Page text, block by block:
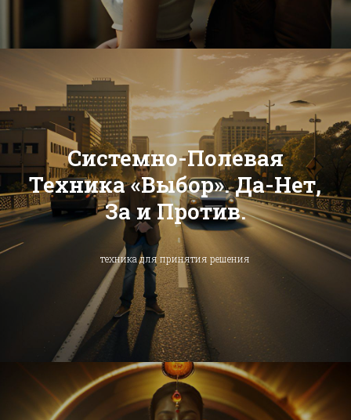
Системно-Полевая
Техника «Выбор». Да-Нет,
За и Против.
техника для принятия решения